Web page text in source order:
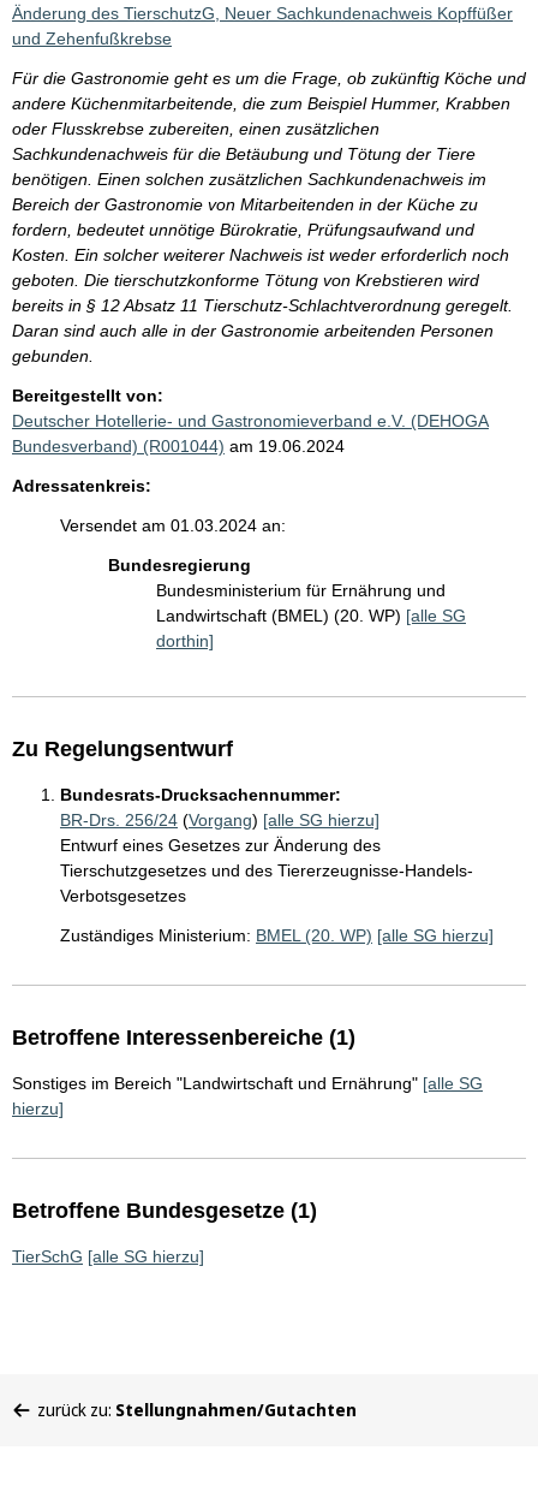
Änderung des TierschutzG, Neuer Sachkundenachweis Kopffüßer
und Zehenfußkrebse
Für die Gastronomie geht es um die Frage, ob zukünftig Köche und
andere Küchenmitarbeitende, die zum Beispiel Hummer, Krabben
oder Flusskrebse zubereiten, einen zusätzlichen
Sachkundenachweis für die Betäubung und Tötung der Tiere
benötigen. Einen solchen zusätzlichen Sachkundenachweis im
Bereich der Gastronomie von Mitarbeitenden in der Küche zu
fordern, bedeutet unnötige Bürokratie, Prüfungsaufwand und
Kosten. Ein solcher weiterer Nachweis ist weder erforderlich noch
geboten. Die tierschutzkonforme Tötung von Krebstieren wird
bereits in § 12 Absatz 11 Tierschutz-Schlachtverordnung geregelt.
Daran sind auch alle in der Gastronomie arbeitenden Personen
gebunden.
Bereitgestellt von:
Deutscher Hotellerie- und Gastronomieverband e.V. (DEHOGA
Bundesverband) (R001044) am 19.06.2024
Adressatenkreis:
Versendet am 01.03.2024 an:
Bundesregierung
Bundesministerium für Ernährung und
Landwirtschaft (BMEL) (20. WP) [alle SG
dorthin]
Zu Regelungsentwurf
Bundesrats-Drucksachennummer:
BR-Drs. 256/24 (Vorgang) [alle SG hierzu]
Entwurf eines Gesetzes zur Änderung des
Tierschutzgesetzes und des Tiererzeugnisse-Handels-
Verbotsgesetzes
Zuständiges Ministerium: BMEL (20. WP) [alle SG hierzu]
Betroffene Interessenbereiche (1)
Sonstiges im Bereich "Landwirtschaft und Ernährung" [alle SG
hierzu]
Betroffene Bundesgesetze (1)
TierSchG [alle SG hierzu]
befinden
zurück zu: Stellungnahmen/Gutachten